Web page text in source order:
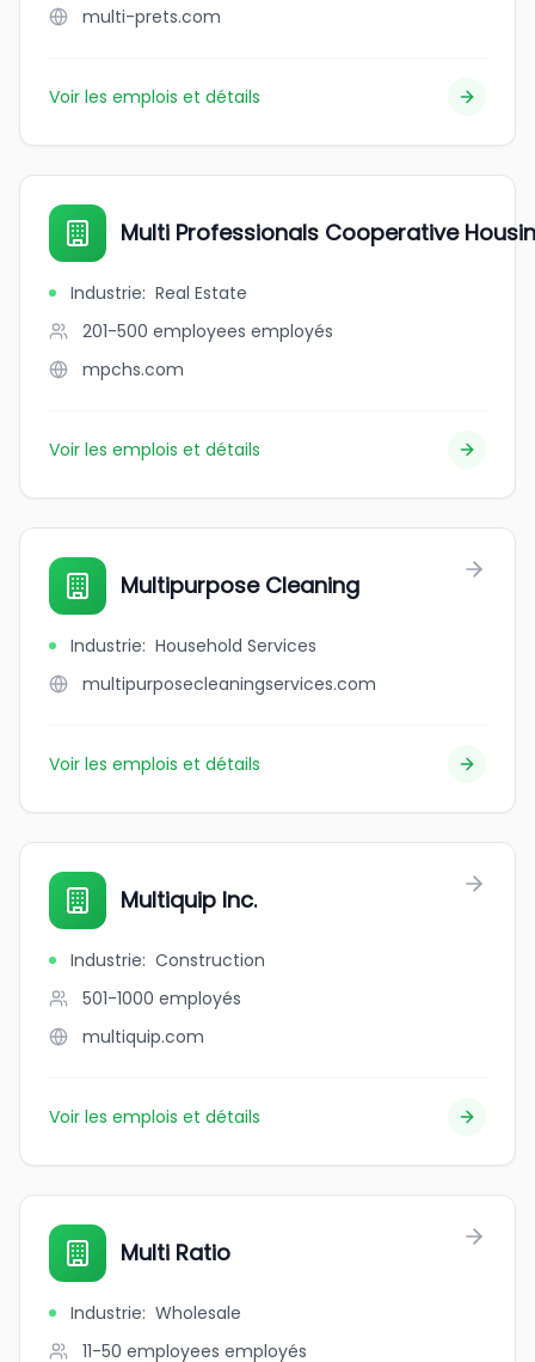
multi-prets.com
Voir les emplois et détails
Multi Professionals Cooperative
Industrie: Real Estate
201-500 employees employés
mpchs.com
Voir les emplois et détails
Multipurpose Cleaning
Industrie: Household Services
multipurposecleaningservices.com
Voir les emplois et détails
Multiquip Inc.
Industrie: Construction
501-1000 employés
multiquip.com
Voir les emplois et détails
Multi Ratio
Industrie: Wholesale
11-50 employees employés